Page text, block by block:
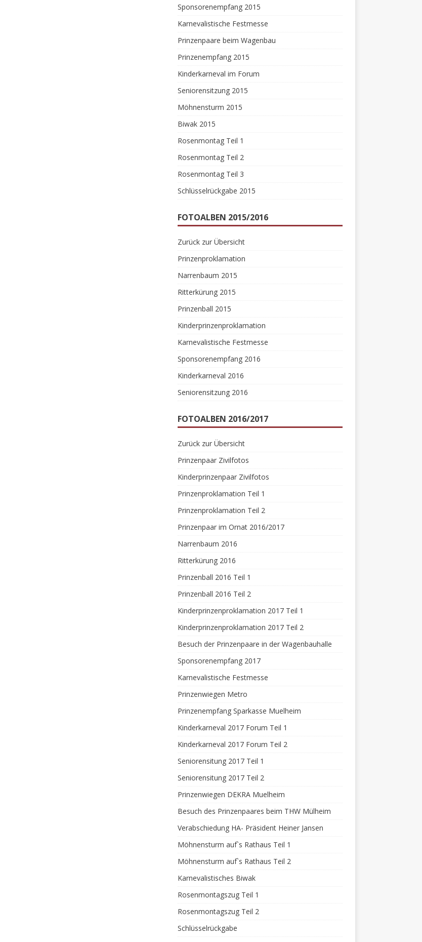
Sponsorenempfang 2015
Karnevalistische Festmesse
Prinzenpaare beim Wagenbau
Prinzenempfang 2015
Kinderkarneval im Forum
Seniorensitzung 2015
Möhnensturm 2015
Biwak 2015
Rosenmontag Teil 1
Rosenmontag Teil 2
Rosenmontag Teil 3
Schlüsselrückgabe 2015
FOTOALBEN 2015/2016
Zurück zur Übersicht
Prinzenproklamation
Narrenbaum 2015
Ritterkürung 2015
Prinzenball 2015
Kinderprinzenproklamation
Karnevalistische Festmesse
Sponsorenempfang 2016
Kinderkarneval 2016
Seniorensitzung 2016
FOTOALBEN 2016/2017
Zurück zur Übersicht
Prinzenpaar Zivilfotos
Kinderprinzenpaar Zivilfotos
Prinzenproklamation Teil 1
Prinzenproklamation Teil 2
Prinzenpaar im Ornat 2016/2017
Narrenbaum 2016
Ritterkürung 2016
Prinzenball 2016 Teil 1
Prinzenball 2016 Teil 2
Kinderprinzenproklamation 2017 Teil 1
Kinderprinzenproklamation 2017 Teil 2
Besuch der Prinzenpaare in der Wagenbauhalle
Sponsorenempfang 2017
Karnevalistische Festmesse
Prinzenwiegen Metro
Prinzenempfang Sparkasse Muelheim
Kinderkarneval 2017 Forum Teil 1
Kinderkarneval 2017 Forum Teil 2
Seniorensitung 2017 Teil 1
Seniorensitung 2017 Teil 2
Prinzenwiegen DEKRA Muelheim
Besuch des Prinzenpaares beim THW Mülheim
Verabschiedung HA- Präsident Heiner Jansen
Möhnensturm auf`s Rathaus Teil 1
Möhnensturm auf`s Rathaus Teil 2
Karnevalistisches Biwak
Rosenmontagszug Teil 1
Rosenmontagszug Teil 2
Schlüsselrückgabe